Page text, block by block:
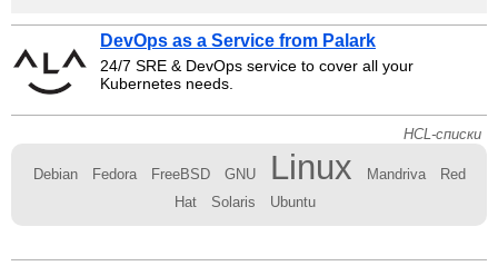
DevOps as a Service from Palark
24/7 SRE & DevOps service to cover all your
Kubernetes needs.
HCL-списки
Debian Fedora FreeBSD GNU Linux Mandriva
Red
Hat
Solaris Ubuntu